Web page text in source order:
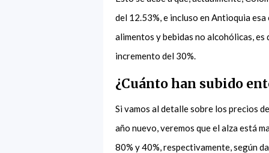
del 12.53%, e incluso en Antioquia
alimentos y bebidas no alcohólicas,
incremento del 30%.
¿Cuánto han subido
Si vamos al detalle sobre los precios
año nuevo, veremos que el alza está
80% y 40%, respectivamente, según